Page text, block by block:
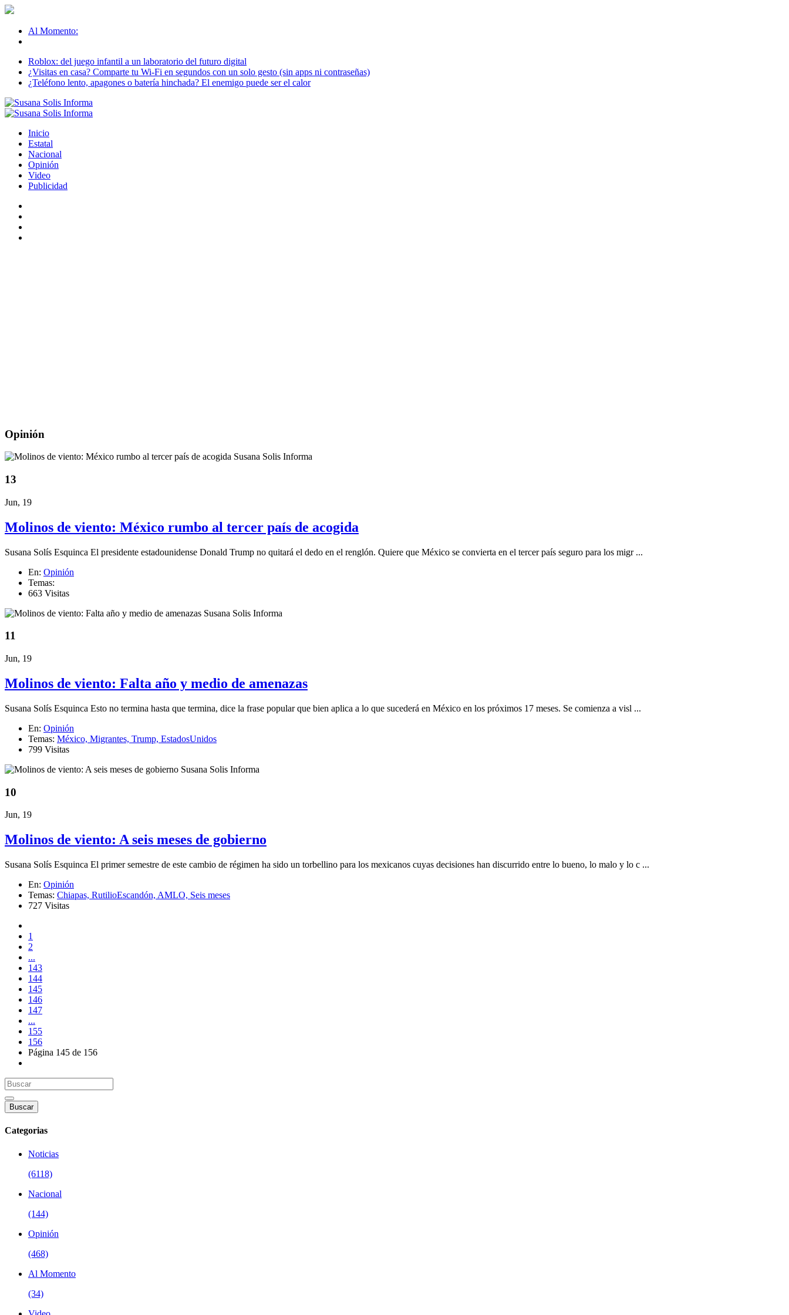
Al Momento:
Roblox: del juego infantil a un laboratorio del futuro digital
¿Visitas en casa? Comparte tu Wi-Fi en segundos con un solo gesto (sin apps ni contraseñas)
¿Teléfono lento, apagones o batería hinchada? El enemigo puede ser el calor
Inicio
Estatal
Nacional
Opinión
Video
Publicidad
Opinión
13
Jun, 19
Molinos de viento: México rumbo al tercer país de acogida
Susana Solís Esquinca El presidente estadounidense Donald Trump no quitará el dedo en el renglón. Quiere que México se convierta en el tercer país seguro para los migr ...
En: Opinión
Temas:
663 Visitas
11
Jun, 19
Molinos de viento: Falta año y medio de amenazas
Susana Solís Esquinca Esto no termina hasta que termina, dice la frase popular que bien aplica a lo que sucederá en México en los próximos 17 meses. Se comienza a visl ...
En: Opinión
Temas: México, Migrantes, Trump, EstadosUnidos
799 Visitas
10
Jun, 19
Molinos de viento: A seis meses de gobierno
Susana Solís Esquinca El primer semestre de este cambio de régimen ha sido un torbellino para los mexicanos cuyas decisiones han discurrido entre lo bueno, lo malo y lo c ...
En: Opinión
Temas: Chiapas, RutilioEscandón, AMLO, Seis meses
727 Visitas
1
2
...
143
144
145
146
147
...
155
156
Página 145 de 156
Buscar
Categorias
Noticias
(6118)
Nacional
(144)
Opinión
(468)
Al Momento
(34)